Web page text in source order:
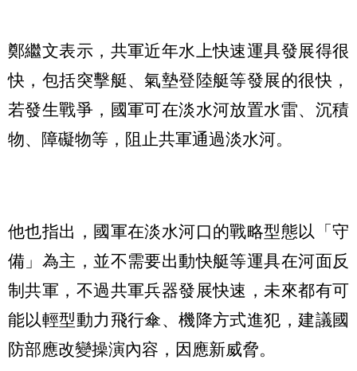
鄭繼文表示，共軍近年水上快速運具發展得很
快，包括突擊艇、氣墊登陸艇等發展的很快，
若發生戰爭，國軍可在淡水河放置水雷、沉積
物、障礙物等，阻止共軍通過淡水河。
他也指出，國軍在淡水河口的戰略型態以「守
備」為主，並不需要出動快艇等運具在河面反
制共軍，不過共軍兵器發展快速，未來都有可
能以輕型動力飛行傘、機降方式進犯，建議國
防部應改變操演內容，因應新威脅。